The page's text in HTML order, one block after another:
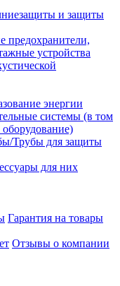
и защиты
предохранители,
устройства
энергии
системы (в том
оборудование)
Трубы для защиты
для них
Гарантия на товары
Отзывы о компании